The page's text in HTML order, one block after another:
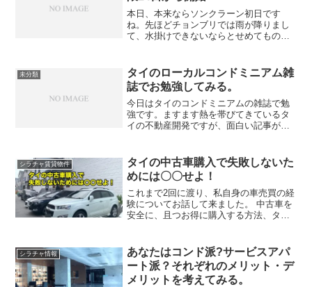
本日、本来ならソンクラーン初日です
ね。先ほどチョンブリでは雨が降りまし
て、水掛けできないならとせめてもの天
開と昨日シェアしておりましたが、明日
14日からとなっているよ...
未分類
タイのローカルコンドミニアム雑
誌でお勉強してみる。
今日はタイのコンドミニアムの雑誌で勉
強です。ますます熱を帯びてきているタ
イの不動産開発ですが、面白い記事があ
まります。活況の不動産市況の中、新規
プロジェクトの着工数も勢...
シラチャ賃貸物件
タイの中古車購入で失敗しないた
めには〇〇せよ！
これまで2回に渡り、私自身の車売買の経
験についてお話して来ました。 中古車を
安全に、且つお得に購入する方法、タイ
言うこと、車を生活に取り入れること
で、より活動範囲が広が...
シラチャ情報
あなたはコンド派?サービスアパ
ート派？それぞれのメリット・デ
メリットを考えてみる。